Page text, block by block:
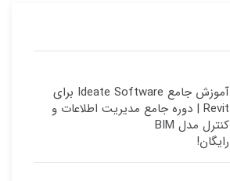
آموزش جامع Ideate Software برای
Revit | دوره جامع مدیریت اطلاعات و
کنترل مدل BIM
رایگان!